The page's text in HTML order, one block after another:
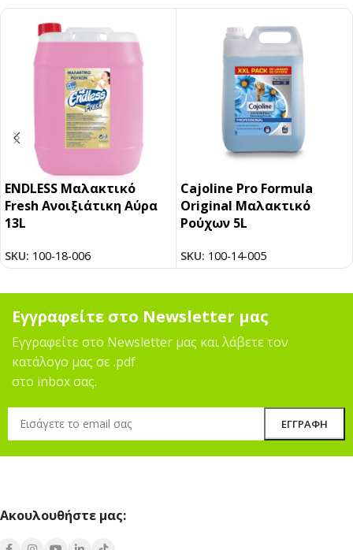
ENDLESS Mαλακτικό
Fresh Aνοιξιάτικη Aύρα
13L
SKU: 100-18-006
Cajoline Pro Formula
Original Μαλακτικό
Ρούχων 5L
SKU: 100-14-005
Εγγραφείτε στο Newsletter μας
Εγγραφείτε στο Newsletter μας και λάβετε τον
κατάλογο μας σε .pdf
στο inbox σας.
Ακουλουθήστε μας: